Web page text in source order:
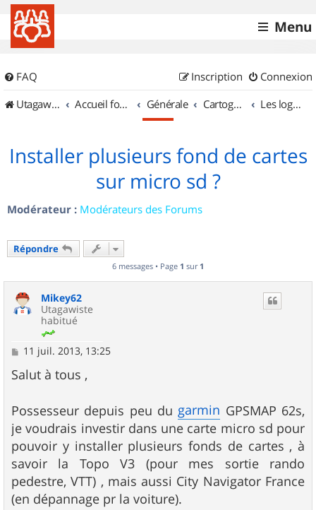
Menu
FAQ Connexion
Inscription
UtagawaVTT (Randos VTT et VTTAE avec traces GPS)
Accueil forum Générale Cartographie et GPS Les logiciels
Installer plusieurs fond de cartes
sur micro sd ?
Modérateur : Modérateurs des Forums
Répondre
6 messages • Page 1 sur 1
Mikey62
Utagawiste
habitué
M
s
s
g
e
11 juil. 2013, 13:25
Salut à tous ,
Possesseur depuis peu dugarmin GPSMAP 62s,
je voudrais investir dans une carte micro sd pour
pouvoir y installer plusieurs fonds de cartes , à
savoir la Topo V3 (pour mes sortie rando
pedestre, VTT) , mais aussi City Navigator France
(en dépannage pr la voiture).